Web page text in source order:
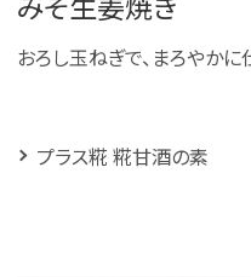
おろし玉ねぎで、まろやか
プラス糀 糀甘酒の素